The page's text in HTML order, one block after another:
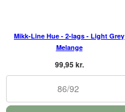
Mikk-Line Hue - 2-lags - Light Grey
Melange
99,95 kr.
86/92